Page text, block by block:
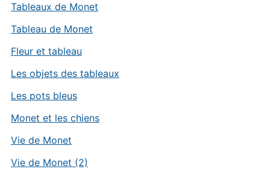
Tableaux de Monet
Tableau de Monet
Fleur et tableau
Les objets des tableaux
Les pots bleus
Monet et les chiens
Vie de Monet
Vie de Monet (2)